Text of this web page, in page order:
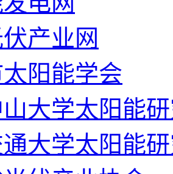
产业网
太阳能学会
大学太阳能
通大学太阳能